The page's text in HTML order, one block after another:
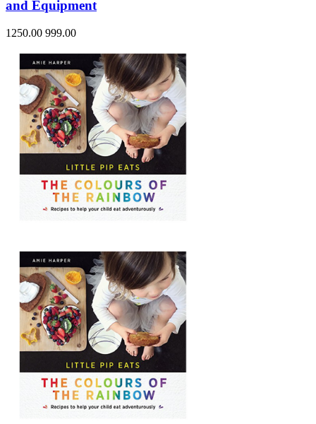
and Equipment
1250.00 999.00